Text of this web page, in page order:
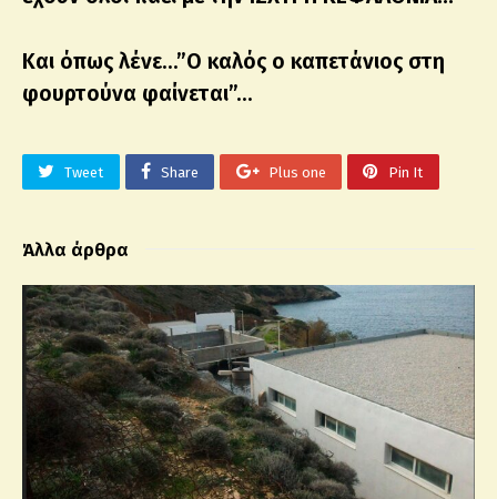
Και όπως λένε…”Ο καλός ο καπετάνιος στη
φουρτούνα φαίνεται”…
Tweet Share Plus one Pin It
Άλλα άρθρα